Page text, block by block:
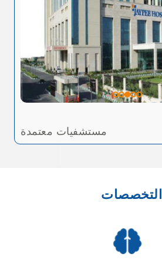
مستشفيات معتمدة
التخصصات